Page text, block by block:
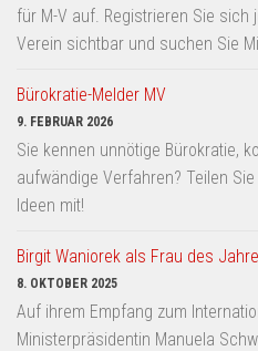
für M-V auf. Registrieren Sie sich
Verein sichtbar und suchen Sie
Bürokratie-Melder MV
9. FEBRUAR 2026
Sie kennen unnötige Bürokratie,
aufwändige Verfahren? Teilen
Ideen mit!
Birgit Waniorek als Frau des
8. OKTOBER 2025
Auf ihrem Empfang zum
Ministerpräsidentin Manuela